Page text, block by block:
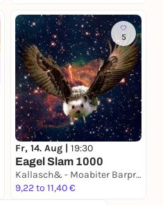
5
Fr, 14. Aug | 19:30
Eagel Slam 1000
Kallasch& - Moabiter Barprojekt
9,22 to 11,40 €